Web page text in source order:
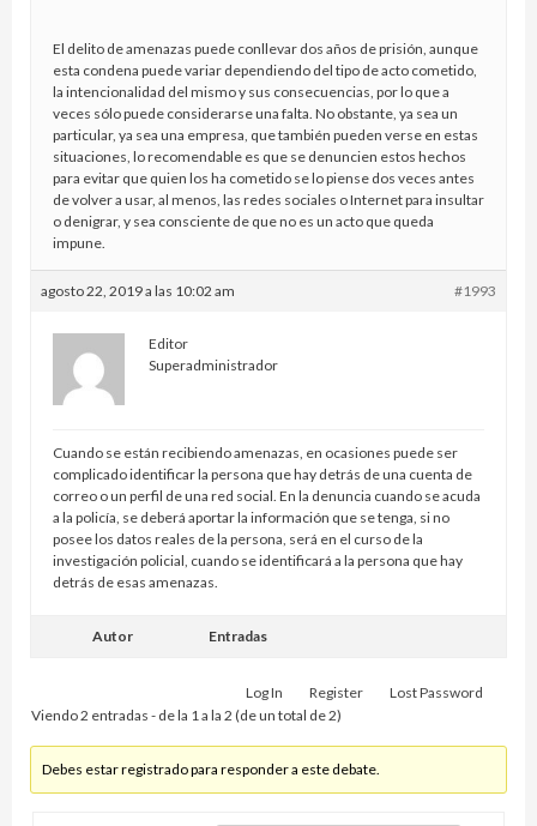
El delito de amenazas puede conllevar dos años de prisión, aunque
esta condena puede variar dependiendo del tipo de acto cometido,
la intencionalidad del mismo y sus consecuencias, por lo que a
veces sólo puede considerarse una falta. No obstante, ya sea un
particular, ya sea una empresa, que también pueden verse en estas
situaciones, lo recomendable es que se denuncien estos hechos
para evitar que quien los ha cometido se lo piense dos veces antes
de volver a usar, al menos, las redes sociales o Internet para insultar
o denigrar, y sea consciente de que no es un acto que queda
impune.
agosto 22, 2019 a las 10:02 am #1993
Editor
Superadministrador
Cuando se están recibiendo amenazas, en ocasiones puede ser
complicado identificar la persona que hay detrás de una cuenta de
correo o un perfil de una red social. En la denuncia cuando se acuda
a la policía, se deberá aportar la información que se tenga, si no
posee los datos reales de la persona, será en el curso de la
investigación policial, cuando se identificará a la persona que hay
detrás de esas amenazas.
Autor Entradas
Log In Register
Lost Password
Viendo 2 entradas - de la 1 a la 2 (de un total de 2)
Debes estar registrado para responder a este debate.